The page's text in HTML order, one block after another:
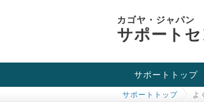
カゴヤ・ジャパン
サポート
サポートトップ
お役立ち情報
チュートリアル
障害・メンテナンス
サポートトップ よ